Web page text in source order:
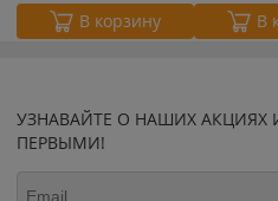
В корзину В
УЗНАВАЙТЕ О НАШИХ АКЦИЯХ
ПЕРВЫМИ!